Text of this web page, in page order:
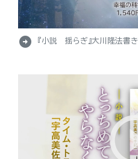
arrow_circle_right 『小説 揺らぎ』大川隆法書